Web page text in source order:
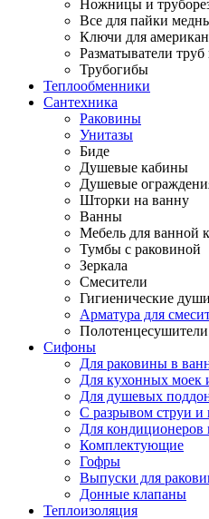
Ножницы и
Все для пайки
Ключи для
Разматыватели труб
Трубогибы
Теплообменники
Сантехника
Раковины
Унитазы
Биде
Душевые кабины
Душевые
Шторки на ванну
Ванны
Мебель для ванной
Тумбы с раковиной
Зеркала
Смесители
Гигиенические души
Арматура для
Полотенцесушители
Сифоны
Для раковины в
Для кухонных моек
Для душевых
С разрывом струи и
Для кондиционеров
Комплектующие
Гофры
Выпуски для
Донные клапаны
Теплоизоляция